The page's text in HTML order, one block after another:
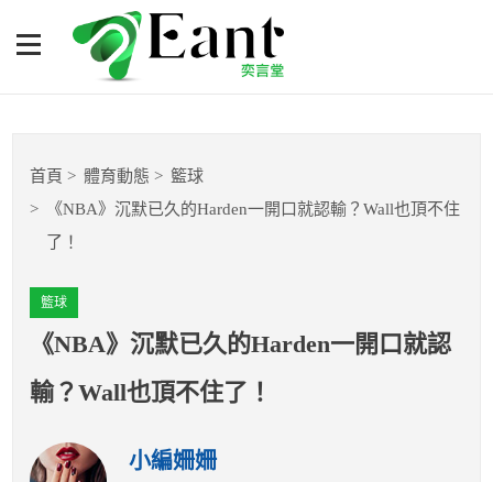
《NBA》沉默已久的Harden
一開口就認輸？Wall也頂不
籃球
棒球
球隊數據
首頁 體育動態
籃球
《NBA》沉默已久的Harden一開口就認輸？Wall也頂不住
了！
籃球
《NBA》沉默已久的Harden一開口就認
輸？Wall也頂不住了！
小編姍姍